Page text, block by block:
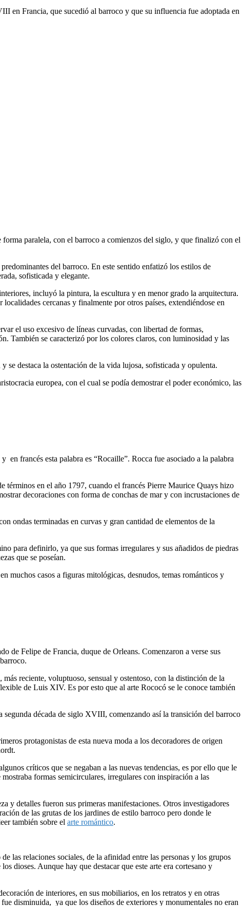
en Francia, que sucedió al barroco y que su influencia fue adoptada en
paralela, con el barroco a comienzos del siglo, y que finalizó con el
del barroco. En este sentido enfatizó los estilos de
sofisticada y elegante.
incluyó la pintura, la escultura y en menor grado la arquitectura.
cercanas y finalmente por otros países, extendiéndose en
el uso excesivo de líneas curvadas, con libertad de formas,
También se caracterizó por los colores claros, con luminosidad y las
se destaca la ostentación de la vida lujosa, sofisticada y opulenta.
europea, con el cual se podía demostrar el poder económico, las
francés esta palabra es “Rocaille”. Rocca fue asociado a la palabra
términos en el año 1797, cuando el francés Pierre Maurice Quays hizo
decoraciones con forma de conchas de mar y con incrustaciones de
ondas terminadas en curvas y gran cantidad de elementos de la
para definirlo, ya que sus formas irregulares y sus añadidos de piedras
que se poseían.
muchos casos a figuras mitológicas, desnudos, temas románticos y
de Felipe de Francia, duque de Orleans. Comenzaron a verse sus
reciente, voluptuoso, sensual y ostentoso, con la distinción de la
de Luis XIV. Es por esto que al arte Rococó se le conoce también
década de siglo XVIII, comenzando así la transición del barroco
protagonistas de esta nueva moda a los decoradores de origen
críticos que se negaban a las nuevas tendencias, es por ello que le
formas semicirculares, irregulares con inspiración a las
y detalles fueron sus primeras manifestaciones. Otros investigadores
de las grutas de los jardines de estilo barroco pero donde le
también sobre el arte romántico.
las relaciones sociales, de la afinidad entre las personas y los grupos
dioses. Aunque hay que destacar que este arte era cortesano y
de interiores, en sus mobiliarios, en los retratos y en otras
disminuida, ya que los diseños de exteriores y monumentales no eran